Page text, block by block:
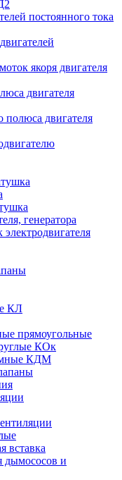
постоянного тока
якоря двигателя
двигателя
полюса двигателя
генератора
КЛ
прямоугольные
КОк
КДМ
вставка
дымососов и